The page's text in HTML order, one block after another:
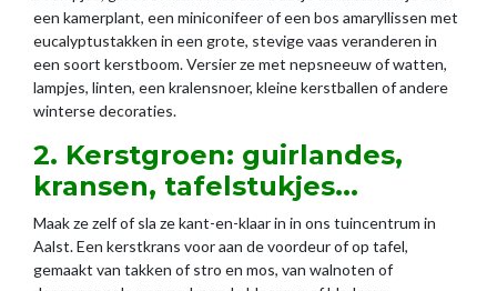
een kamerplant, een miniconifeer of een bos amaryllissen met
eucalyptustakken in een grote, stevige vaas veranderen in
een soort kerstboom. Versier ze met nepsneeuw of watten,
lampjes, linten, een kralensnoer, kleine kerstballen of andere
winterse decoraties.
2. Kerstgroen: guirlandes,
kransen, tafelstukjes...
Maak ze zelf of sla ze kant-en-klaar in in ons tuincentrum in
Aalst. Een kerstkrans voor aan de voordeur of op tafel,
gemaakt van takken of stro en mos, van walnoten of